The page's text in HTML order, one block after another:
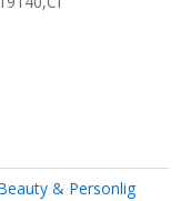
& Personlig